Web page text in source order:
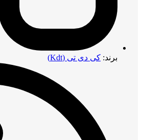
برند: کی دی تی (Kdt)